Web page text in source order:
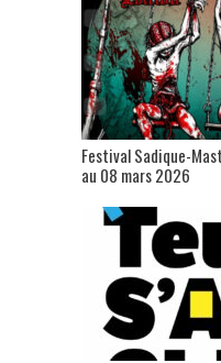
Festival Sadique-
au 08 mars 2026